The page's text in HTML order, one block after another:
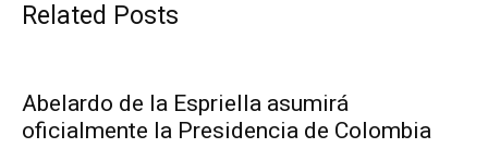
Related Posts
Abelardo de la Espriella asumirá
oficialmente la Presidencia de Colombia